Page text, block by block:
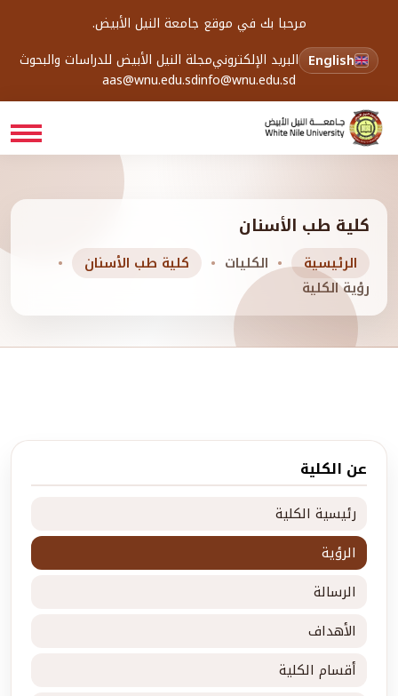
مرحبا بك في موقع جامعة النيل الأبيض.
English البريد الإلكترونيمجلة النيل الأبيض للدراسات والبحوث
info@wnu.edu.sd
aas@wnu.edu.sd
كلية طب الأسنان
الرئيسية الكليات
كلية طب الأسنان
رؤية الكلية
عن الكلية
رئيسية الكلية
الرؤية
الرسالة
الأهداف
أقسام الكلية